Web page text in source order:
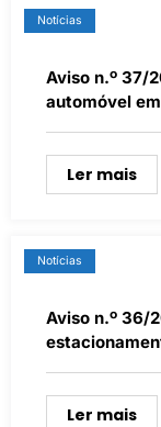
Notícias
Aviso n.º 37/
automóvel
entre as
01h00m do
Ler mais
Notícias
Aviso n.º 36/
24/06/2026
Ler mais